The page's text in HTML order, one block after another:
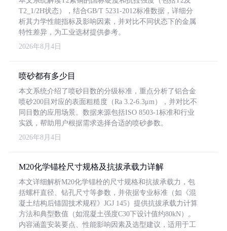
T2_1/2H状态），结合GB/T 5231-2012标准数据，详细分
析其力学性能指标及影响因素，并对比不同状态下的金属
特性差异，为工业选材提供参考。
2026年8月4日
喷砂都有多少目
本文系统介绍了喷砂目数的分级标准，重点分析了铝合金
喷砂200目对应的表面粗糙度（Ra 3.2-6.3μm），并对比不
同目数的应用场景。数据来源包括ISO 8503-1标准和行业
实践，帮助用户根据需求选择合适的喷砂参数。
2026年8月4日
M20化学锚栓尺寸规格及抗拔承载力详解
本文详细解析M20化学锚栓的尺寸规格和抗拔承载力，包
括螺杆直径、钻孔尺寸等参数，并依据专业标准（如《混
凝土结构后锚固技术规程》JGJ 145）提供抗拔承载力计算
方法和典型数值（如混凝土强度C30下设计值约80kN）。
内容涵盖安装要点、性能影响因素及选型建议，适用于工